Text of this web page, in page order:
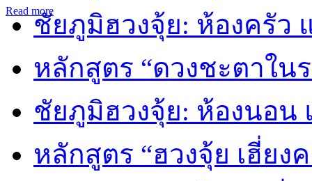
Read moreชัยภูมิฮวงจุ้ย: ห้องครัว
หลักสูตร “ดวงชะตาใน
ชัยภูมิฮวงจุ้ย: ห้องนอน
หลักสูตร “ฮวงจุ้ย เฮี่ยง